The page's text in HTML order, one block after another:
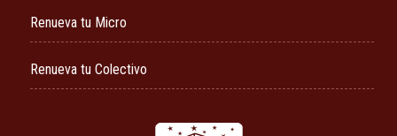
Renueva tu Micro
Renueva tu Colectivo